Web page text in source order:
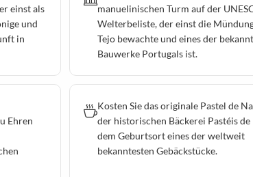
einst als
und
in
manuelinischen Turm auf der
Welterbeliste, der einst die
Tejo bewachte und eines der
Bauwerke Portugals ist.
Ehren
Kosten Sie das originale Pastel de
der historischen Bäckerei Pastéis de
dem Geburtsort eines der weltweit
bekanntesten Gebäckstücke.